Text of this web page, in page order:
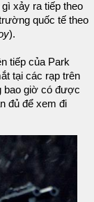
xảy ra tiếp theo
quốc tế theo
).
tiếp của Park
tại các rạp trên
bao giờ có được
đủ để xem đi